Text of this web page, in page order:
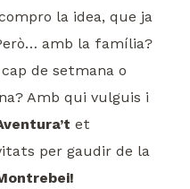
la idea, que ja
amb la família?
de setmana o
Amb qui vulguis i
et
per gaudir de la